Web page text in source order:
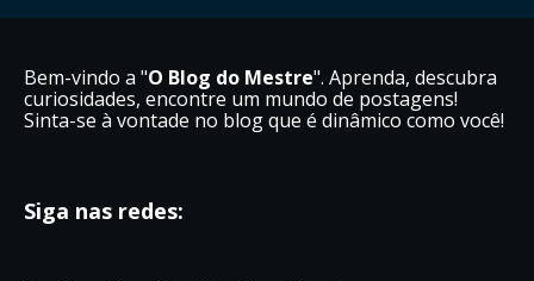
Bem-vindo a "O Blog do Mestre". Aprenda, descubra
curiosidades, encontre um mundo de postagens!
Sinta-se à vontade no blog que é dinâmico como você!
Siga nas redes: